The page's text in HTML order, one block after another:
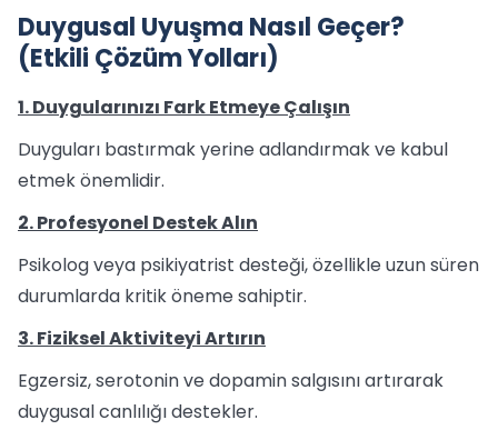
Duygusal Uyuşma Nasıl Geçer?
(Etkili Çözüm Yolları)
1. Duygularınızı Fark Etmeye Çalışın
Duyguları bastırmak yerine adlandırmak ve kabul
etmek önemlidir.
2. Profesyonel Destek Alın
Psikolog veya psikiyatrist desteği, özellikle uzun süren
durumlarda kritik öneme sahiptir.
3. Fiziksel Aktiviteyi Artırın
Egzersiz, serotonin ve dopamin salgısını artırarak
duygusal canlılığı destekler.